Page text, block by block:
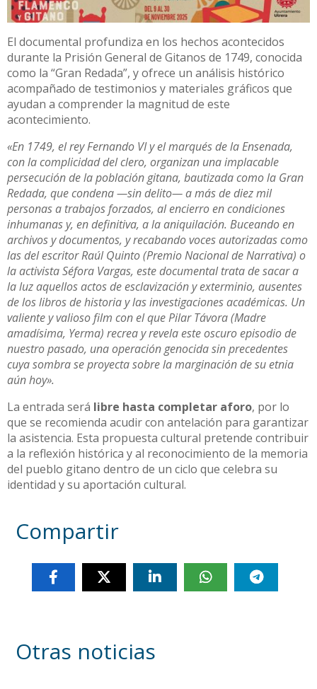
El documental profundiza en los hechos acontecidos
durante la Prisión General de Gitanos de 1749, conocida
como la “Gran Redada”, y ofrece un análisis histórico
acompañado de testimonios y materiales gráficos que
ayudan a comprender la magnitud de este
acontecimiento.
«En 1749, el rey Fernando VI y el marqués de la Ensenada,
con la complicidad del clero, organizan una implacable
persecución de la población gitana, bautizada como la Gran
Redada, que condena —sin delito— a más de diez mil
personas a trabajos forzados, al encierro en condiciones
inhumanas y, en definitiva, a la aniquilación. Buceando en
archivos y documentos, y recabando voces autorizadas como
las del escritor Raúl Quinto (Premio Nacional de Narrativa) o
la activista Séfora Vargas, este documental trata de sacar a
la luz aquellos actos de esclavización y exterminio, ausentes
de los libros de historia y las investigaciones académicas. Un
valiente y valioso film con el que Pilar Távora (Madre
amadísima, Yerma) recrea y revela este oscuro episodio de
nuestro pasado, una operación genocida sin precedentes
cuya sombra se proyecta sobre la marginación de su etnia
aún hoy».
La entrada será libre hasta completar aforo, por lo
que se recomienda acudir con antelación para garantizar
la asistencia. Esta propuesta cultural pretende contribuir
a la reflexión histórica y al reconocimiento de la memoria
del pueblo gitano dentro de un ciclo que celebra su
identidad y su aportación cultural.
Compartir
Otras noticias